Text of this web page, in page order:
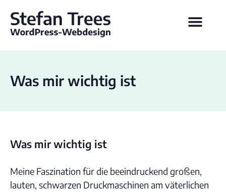
Was mir wichtig ist
Was mir wichtig ist
Meine Faszination für die beeindruckend großen,
lauten, schwarzen Druckmaschinen am väterlichen